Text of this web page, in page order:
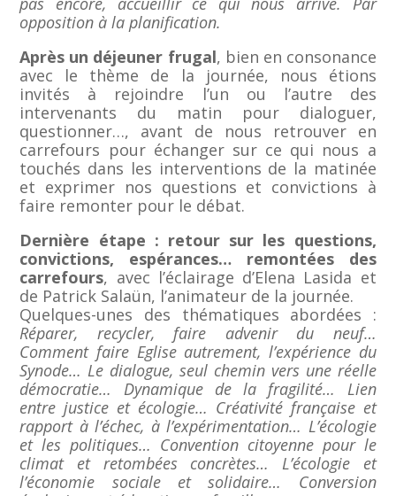
opposition à la planification.
Après un déjeuner frugal, bien en consonance
avec le thème de la journée, nous étions
invités à rejoindre l’un ou l’autre des
intervenants du matin pour dialoguer,
questionner…, avant de nous retrouver en
carrefours pour échanger sur ce qui nous a
touchés dans les interventions de la matinée
et exprimer nos questions et convictions à
faire remonter pour le débat.
Dernière étape : retour sur les questions,
convictions, espérances… remontées des
carrefours, avec l’éclairage d’Elena Lasida et
de Patrick Salaün, l’animateur de la journée.
Quelques-unes des thématiques abordées :
Réparer, recycler, faire advenir du neuf…
Comment faire Eglise autrement, l’expérience du
Synode… Le dialogue, seul chemin vers une réelle
démocratie… Dynamique de la fragilité… Lien
entre justice et écologie… Créativité française et
rapport à l’échec, à l’expérimentation… L’écologie
et les politiques… Convention citoyenne pour le
climat et retombées concrètes… L’écologie et
l’économie sociale et solidaire… Conversion